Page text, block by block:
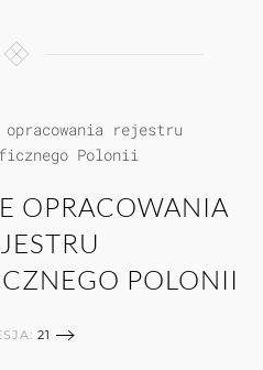
OPRACOWANIA
POLONII
21